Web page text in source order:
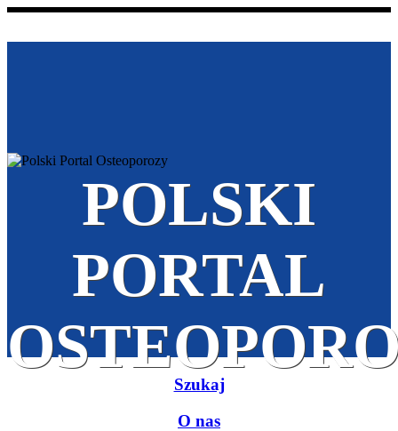
POLSKI
PORTAL
Szukaj
O nas